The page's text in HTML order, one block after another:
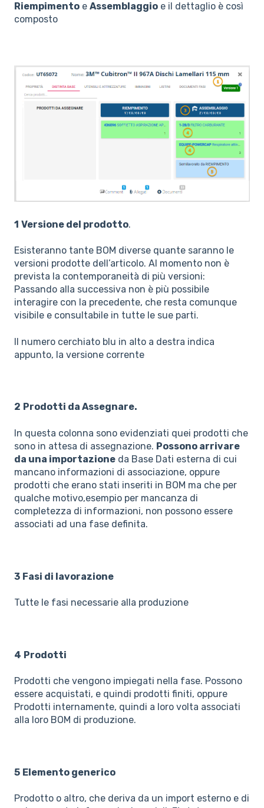
Riempimento e Assemblaggio e il dettaglio è così
composto
1 Versione del prodotto.
Esisteranno tante BOM diverse quante saranno le
versioni prodotte dell’articolo. Al momento non è
prevista la contemporaneità di più versioni:
Passando alla successiva non è più possibile
interagire con la precedente, che resta comunque
visibile e consultabile in tutte le sue parti.
Il numero cerchiato blu in alto a destra indica
appunto, la versione corrente
2 Prodotti da Assegnare.
In questa colonna sono evidenziati quei prodotti che
sono in attesa di assegnazione. Possono arrivare
da una importazione da Base Dati esterna di cui
mancano informazioni di associazione, oppure
prodotti che erano stati inseriti in BOM ma che per
qualche motivo,esempio per mancanza di
completezza di informazioni, non possono essere
associati ad una fase definita.
3 Fasi di lavorazione
Tutte le fasi necessarie alla produzione
4 Prodotti
Prodotti che vengono impiegati nella fase. Possono
essere acquistati, e quindi prodotti finiti, oppure
Prodotti internamente, quindi a loro volta associati
alla loro BOM di produzione.
5 Elemento generico
Prodotto o altro, che deriva da un import esterno e di